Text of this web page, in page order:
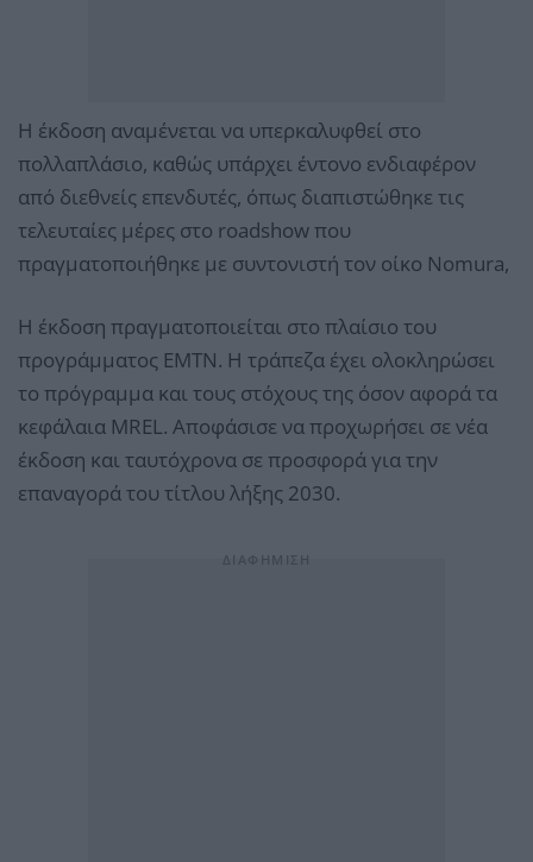
Η έκδοση αναμένεται να υπερκαλυφθεί στο
πολλαπλάσιο, καθώς υπάρχει έντονο ενδιαφέρον
από διεθνείς επενδυτές, όπως διαπιστώθηκε τις
τελευταίες μέρες στο roadshow που
πραγματοποιήθηκε με συντονιστή τον οίκο Nomura,
Η έκδοση πραγματοποιείται στο πλαίσιο του
προγράμματος EMTN. Η τράπεζα έχει ολοκληρώσει
το πρόγραμμα και τους στόχους της όσον αφορά τα
κεφάλαια MREL. Αποφάσισε να προχωρήσει σε νέα
έκδοση και ταυτόχρονα σε προσφορά για την
επαναγορά του τίτλου λήξης 2030.